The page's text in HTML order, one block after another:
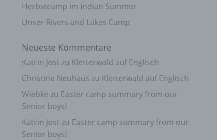
Herbstcamp im Indian Summer
Unser Rivers and Lakes Camp
Neueste Kommentare
Katrin Jost zu Kletterwald auf Englisch
Christine Neuhaus zu Kletterwald auf Englisch
Wiebke zu Easter camp summary from our
Senior boys!
Katrin Jost zu Easter camp summary from our
Senior boys!